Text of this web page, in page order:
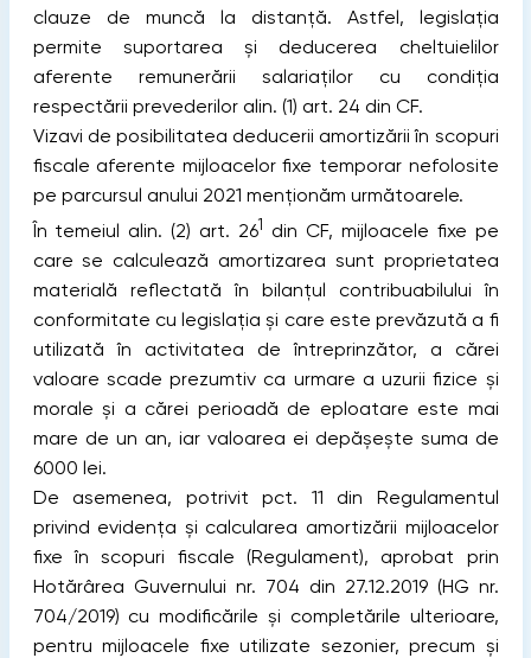
clauze de muncă la distanţă. Astfel, legislația
permite suportarea și deducerea cheltuielilor
aferente remunerării salariaților cu condiția
respectării prevederilor alin. (1) art. 24 din CF.
Vizavi de posibilitatea deducerii amortizării în scopuri
fiscale aferente mijloacelor fixe temporar nefolosite
pe parcursul anului 2021 menționăm următoarele.
În temeiul alin. (2) art. 261 din CF, mijloacele fixe pe
care se calculează amortizarea sunt proprietatea
materială reflectată în bilanţul contribuabilului în
conformitate cu legislaţia și care este prevăzută a fi
utilizată în activitatea de întreprinzător, a cărei
valoare scade prezumtiv ca urmare a uzurii fizice și
morale și a cărei perioadă de eploatare este mai
mare de un an, iar valoarea ei depășește suma de
6000 lei.
De asemenea, potrivit pct. 11 din Regulamentul
privind evidenţa și calcularea amortizării mijloacelor
fixe în scopuri fiscale (Regulament), aprobat prin
Hotărârea Guvernului nr. 704 din 27.12.2019 (HG nr.
704/2019) cu modificările și completările ulterioare,
pentru mijloacele fixe utilizate sezonier, precum și